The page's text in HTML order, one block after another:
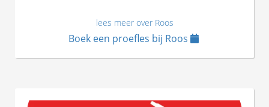
lees meer over Roos
Boek een proefles bij Roos